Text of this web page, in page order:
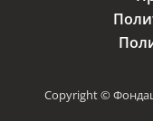
Copyright ©